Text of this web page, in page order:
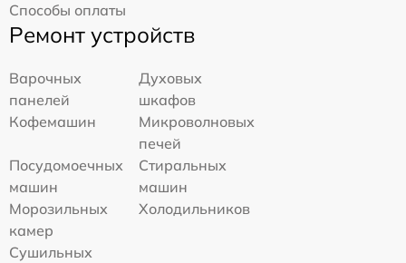
Способы оплаты
Ремонт устройств
Варочных
панелей
Духовых
шкафов
Кофемашин
Микроволновых
печей
Посудомоечных
машин
Стиральных
машин
Морозильных
камер
Холодильников
Сушильных